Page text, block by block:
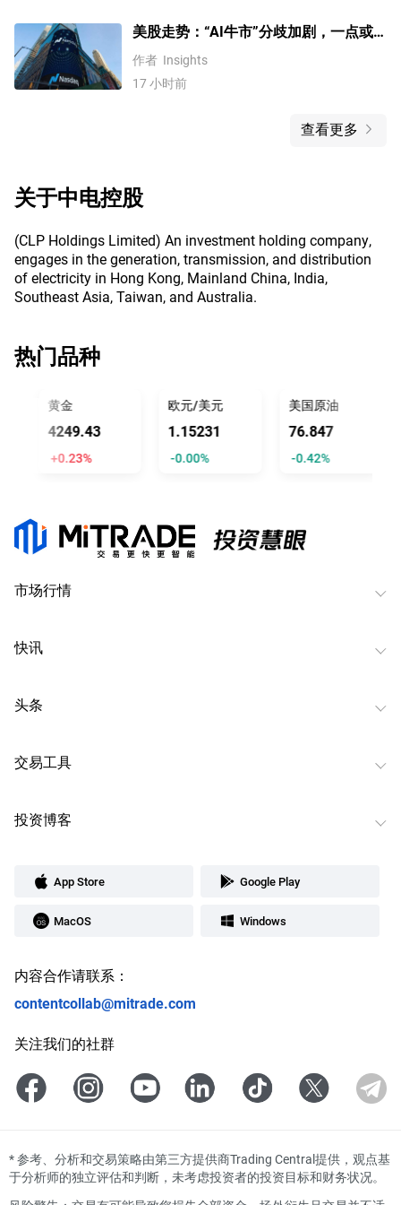
美股走势：“AI牛市”分歧加剧，一点或
预示中期调整难以避免？
作者 Insights
17 小时前
查看更多
关于中电控股
(CLP Holdings Limited) An investment holding company,
engages in the generation, transmission, and distribution
of electricity in Hong Kong, Mainland China, India,
Southeast Asia, Taiwan, and Australia.
热门品种
黄金
4249.41
+0.23%
欧元/美元
1.15229
-0.00%
美国原油
76.846
-0.42%
市场行情
快讯
头条
交易工具
投资博客
App Store Google Play
MacOS Windows
内容合作请联系：
contentcollab@mitrade.com
关注我们的社群
*参考、分析和交易策略由第三方提供商Trading Central提供，观点基
于分析师的独立评估和判断，未考虑投资者的投资目标和财务状况。